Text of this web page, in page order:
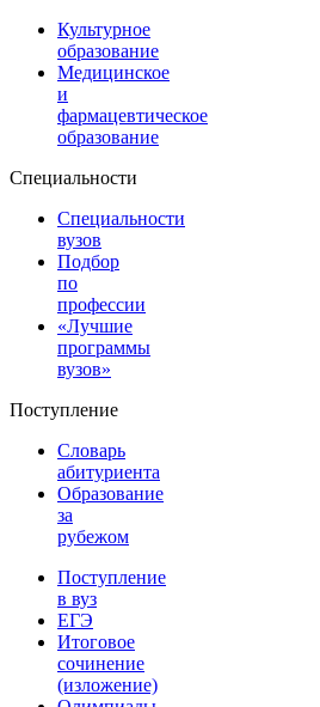
Культурное
образование
Медицинское
и
фармацевтическое
образование
Специальности
Специальности
вузов
Подбор
по
профессии
«Лучшие
программы
вузов»
Поступление
Словарь
абитуриента
Образование
за
рубежом
Поступление
в вуз
ЕГЭ
Итоговое
сочинение
(изложение)